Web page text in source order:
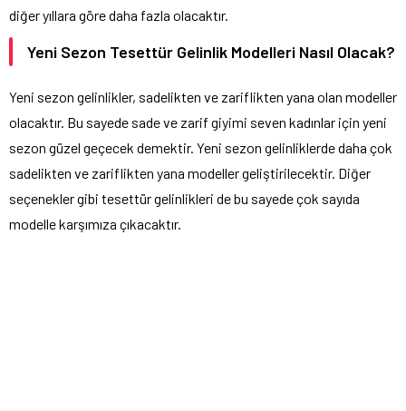
diğer yıllara göre daha fazla olacaktır.
Yeni Sezon Tesettür Gelinlik Modelleri Nasıl Olacak?
Yeni sezon gelinlikler, sadelikten ve zariflikten yana olan modeller
olacaktır. Bu sayede sade ve zarif giyimi seven kadınlar için yeni
sezon güzel geçecek demektir. Yeni sezon gelinliklerde daha çok
sadelikten ve zariflikten yana modeller geliştirilecektir. Diğer
seçenekler gibi tesettür gelinlikleri de bu sayede çok sayıda
modelle karşımıza çıkacaktır.